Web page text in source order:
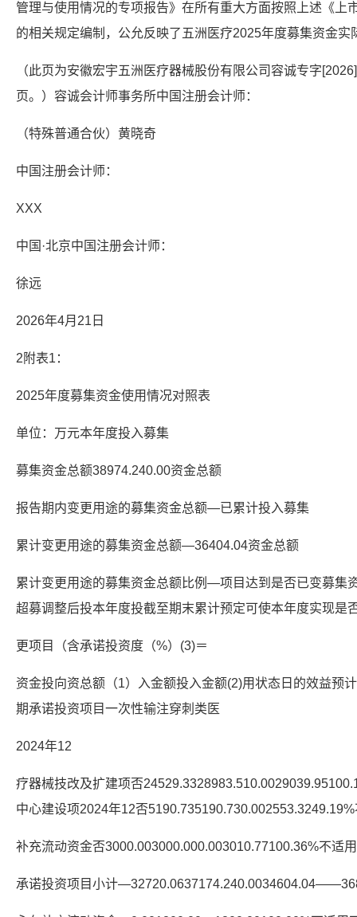
管理与使用情况的专项报告》在所有重大方面按照上述《上
的相关规定编制，公允反映了五洲医疗2025年度募集资金实
（此页为安徽宏宇五洲医疗器械股份有限公司容诚专字
页。）容诚会计师事务所中国注册会计师：
（特殊普通合伙）黄晓奇
中国注册会计师：
XXX
中国·北京中国注册会计师：
徐远
2026年4月21日
2附表1：
2025年度募集资金使用情况对照表
单位：万元本年度投入募集
募集资金总额38974.240.00资金总额
报告期内变更用途的募集资金总额—已累计投入募集
累计变更用途的募集资金总额—36404.04资金总额
累计变更用途的募集资金总额比例—项目达到是否已变募集
超募调整后投本年度投截至期末累计预定可使本年度实现是
更项目（含承诺投资度（%）(3)＝
资金投向资总额（1）入金额投入金额(2)用状态日的效益预
期承诺投资项目一次性输注穿刺类医
2024年12
疗器械技改及扩建项否
中心建设项2024年12否
补充流动资金否3000.003000.000.003010.77100.36%不适
承诺投资项目小计